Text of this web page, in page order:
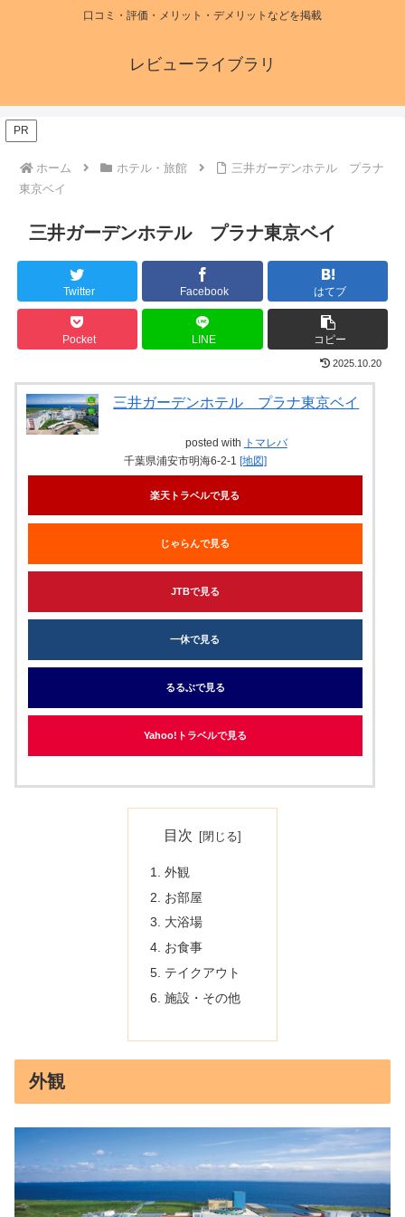
口コミ・評価・メリット・デメリットなどを掲載
レビューライブラリ
ホーム ホテル・旅館
三井ガーデンホテル プラナ
東京ベイ
PR
三井ガーデンホテル プラナ東京ベイ
Twitter Facebook はてブ
Pocket LINE コピー
2025.10.20
三井ガーデンホテル プラナ東京ベイ
posted with トマレバ
千葉県浦安市明海6-2-1 [地図]
楽天トラベルで見る
じゃらんで見る
JTBで見る
一休で見る
るるぶで見る
Yahoo!トラベルで見る
目次
外観
お部屋
大浴場
お食事
テイクアウト
施設・その他
外観